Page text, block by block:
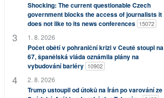
Shocking: The current questionable Czech
government blocks the access of journalists it
does not like to its news conferences 15072
1. 8. 2026
Počet obětí v pohraniční krizi v Ceutě stoupl na
67, španělská vláda oznámila plány na
vybudování bariéry 10902
2. 8. 2026
Trump ustoupil od útoků na Írán po varování ze